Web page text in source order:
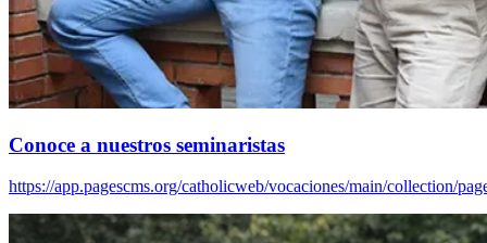
Conoce a nuestros seminaristas
https://app.pagescms.org/catholicweb/vocaciones/main/collection/